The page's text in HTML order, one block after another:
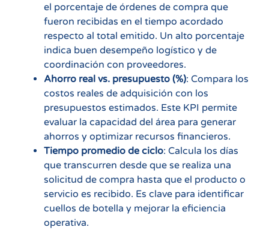
el porcentaje de órdenes de compra que
fueron recibidas en el tiempo acordado
respecto al total emitido. Un alto porcentaje
indica buen desempeño logístico y de
coordinación con proveedores.
Ahorro real vs. presupuesto (%): Compara los
costos reales de adquisición con los
presupuestos estimados. Este KPI permite
evaluar la capacidad del área para generar
ahorros y optimizar recursos financieros.
Tiempo promedio de ciclo: Calcula los días
que transcurren desde que se realiza una
solicitud de compra hasta que el producto o
servicio es recibido. Es clave para identificar
cuellos de botella y mejorar la eficiencia
operativa.